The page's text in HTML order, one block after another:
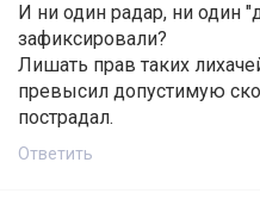
И ни один радар, ни один
зафиксировали?
Лишать прав таких
превысил допустимую
пострадал.
Ответить